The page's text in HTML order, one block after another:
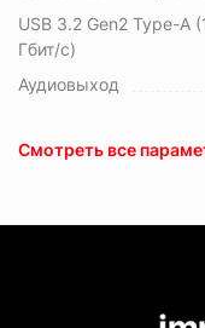
USB 3.2 Gen2 Type-A
Гбит/с)
Аудиовыход
Смотреть все